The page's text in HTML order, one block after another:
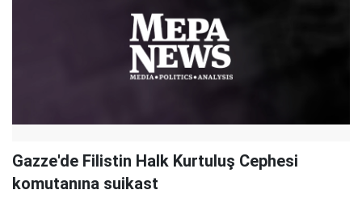
Gazze'de Filistin Halk Kurtuluş Cephesi
komutanına suikast